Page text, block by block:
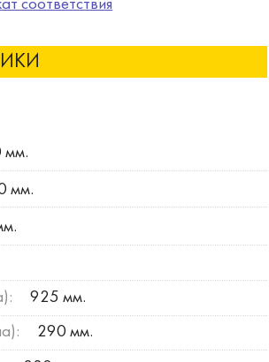
соответствия
мм.
мм.
925 мм.
290 мм.